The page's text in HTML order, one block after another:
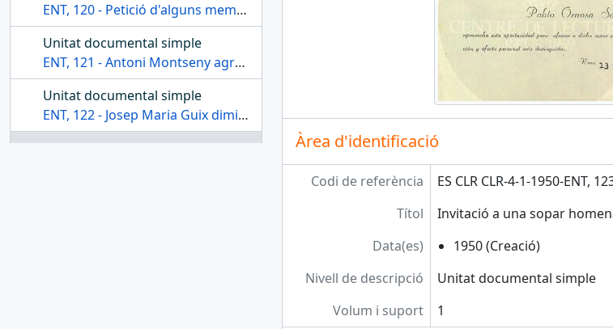
ENT, 120 - Petició d'alguns memebres de la Secció de Ciències Polítiques, Morals i Socials al Consell Directiu
Unitat documental simple
ENT, 121 - Antoni Montseny agraeix el gest al Centre de Lectura
Unitat documental simple
ENT, 122 - Josep Maria Guix dimiteix oficialment
Unitat documental simple
Àrea d'identificació
Codi de referència
ES CLR CLR-4-1-1950-ENT,
Títol
Invitació a una sopar
Data(es)
1950 (Creació)
Nivell de descripció
Unitat documental simple
Volum i suport
1